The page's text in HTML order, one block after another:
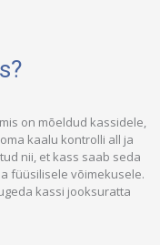
on mõeldud kassidele,
kaalu kontrolli all ja
nii, et kass saab seda
füüsilisele võimekusele.
kassi jooksuratta